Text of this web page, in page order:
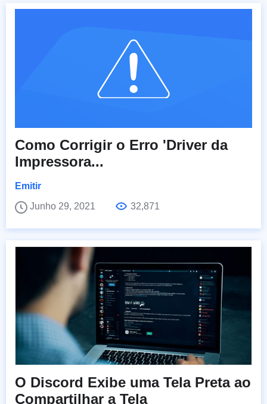
Como Corrigir o Erro 'Driver da
Impressora...
Emitir
Junho 29, 2021
32,871
O Discord Exibe uma Tela Preta ao
Compartilhar a Tela